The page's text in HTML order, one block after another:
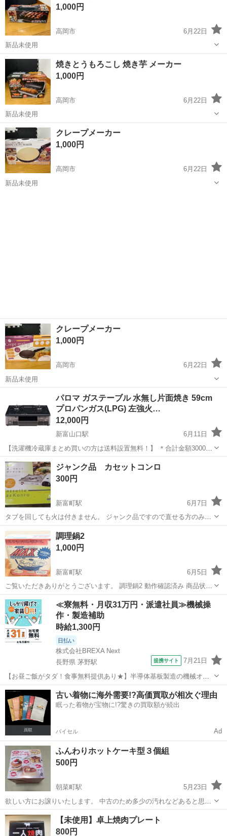
1,000円
高岡市
6月22日
新品未使用
富山 高岡市 キッチン家電
焼きとうもろこし 焼き芋 メーカー
1,000円
高岡市
6月22日
新品未使用
富山 高岡市 キッチン家電
クレープメーカー
1,000円
高岡市
6月22日
新品未使用
クレープメーカー
1,000円
高岡市
6月22日
新品未使用
キッチン家電 クレープ
パロマ ガステーブル 水無し片面焼き 59cm
プロパンガス(LPG) 左強火…
12,000円
新富山口駅
6月11日
【洗濯機冷蔵庫まとめ買いの方は送料設置無料！】 ＊合計金額30000
円以上 安心の1ヶ月保証！ 購入頂いてから、1ヶ月間は保証対象期間に
しております。 ＊エアコンに関しては保証対象外になります。 ⭐️プロ
フィールをお読...
富山 富山市 新富山口駅 キッチン家電
ジャンク品 カセットコンロ
300円
新富町駅
6月7日
タブを回しても火は付きません。 ジャンク品ですので直せる方のみお
願いします。 必ずジャンク品であることご理解の上ご連絡下さい。
富山 富山市 新富町駅
調理鍋2
1,000円
新富町駅
6月5日
ご覧いただきありがとうございます。 調理鍋2 動作確認済み 商品状
態：写真でご確認下さい。 保管、使用に伴い傷汚れがあるかもしれま
せんのでお買い得価格にて出品いたします。 写真を参考下さい。 ※
中古商品の為、ご理解頂け...
富山 富山市 新富町駅 キッチン家電 個人差
≪寮無料・月収31万円・派遣社員≫機械操
作・製造補助
時給1,300円
日払い
株式会社BREXA Next
長野県 茅野駅
提携サイト 7月21日
【お昼ご飯がタダ！食事無料提供あり★】半導体基板製造の機械オペ
レーターや検査作業！未経験活躍中★カップル＆友達同士の応募OK！
赴任旅費会社負担★嬉しい無料送迎◎正社員登用制度あり！マイカー
通勤OK！無料駐車場完備！《長野県茅...
長野 茅野市 茅野駅 その他
古い着物に海外需要!?高価買取が相次ぐ理由
眠った着物が宝物に!?驚きの買取額が続出
バイセル Ad
ふんわりホットケーキ型３個組
500円
朝菜町駅
5月23日
欲しい方にお譲りいたします。 中古のため多少の汚れなどあると思い
ますので、ご理解いただける方のみご連絡ください。 ノークレームノ
ーリターンにてお願いします。
富山 富山市 朝菜町駅 キッチン家電
【未使用】卓上焼肉プレート
800円